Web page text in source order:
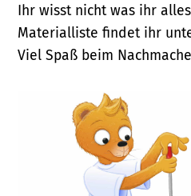
Ihr wisst nicht was ihr
Materialliste findet ihr
Viel Spaß beim